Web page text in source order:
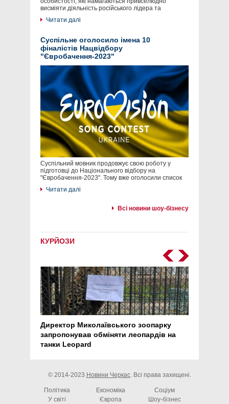
висміяти діяльність російського лідера та
Читати далі
Суспільне оголосило імена 10
фіналістів Нацвідбору
"Євробачення-2023"
Суспільний мовник продовжує свою роботу у
підготовці до Національного відбору на
"Євробачення-2023". Тому вже оголосили список
Читати далі
Всі новини шоу-бізнесу
КУРЙОЗИ
Директор Миколаївського зоопарку
запропонував обміняти леопардів на
танки Leopard
© 2014-2023 Новини Черкас. Всі права захищені.
Політика Економіка
Соціум
У світі
Європа Шоу-бізнес